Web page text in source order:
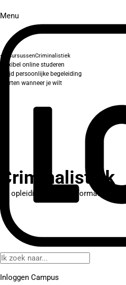
Menu
Inloggen Campus
CursussenCriminalistiek
Flexibel online studeren
Altijd persoonlijke begeleiding
Starten wanneer je wilt
Criminalistiek
De opleiding waar je informatie